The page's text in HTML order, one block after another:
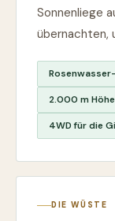
Sonnenliege
übernachten,
2.000 m
4WD für die
DIE WÜSTE